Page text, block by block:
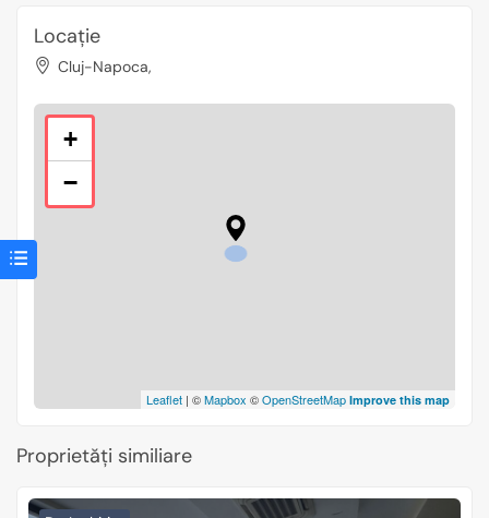
Locație
Cluj-Napoca,
+
−
Leaflet | ©Mapbox ©OpenStreetMap Improve this map
Proprietăți similiare